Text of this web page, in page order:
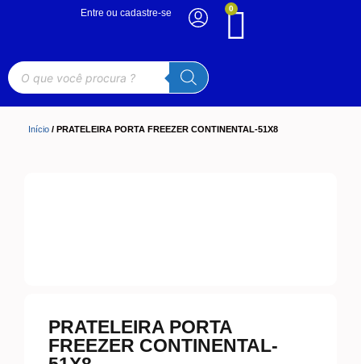
0
Entre ou cadastre-se
Início / PRATELEIRA PORTA FREEZER CONTINENTAL-51X8
PRATELEIRA PORTA
FREEZER CONTINENTAL-